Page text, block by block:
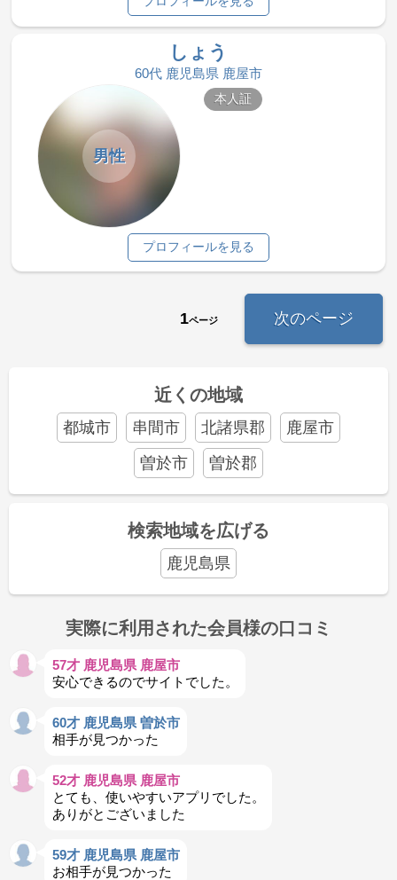
しょう
60代 鹿児島県 鹿屋市
男性
本人証
プロフィールを見る
1ページ 次のページ
近くの地域
都城市 串間市 北諸県郡
鹿屋市
曽於市
曽於郡
検索地域を広げる
鹿児島県
実際に利用された会員様の口コミ
57才 鹿児島県 鹿屋市
安心できるのでサイトでした。
60才 鹿児島県 曽於市
相手が見つかった
52才 鹿児島県 鹿屋市
とても、使いやすいアプリでした。
ありがとございました
59才 鹿児島県 鹿屋市
お相手が見つかった